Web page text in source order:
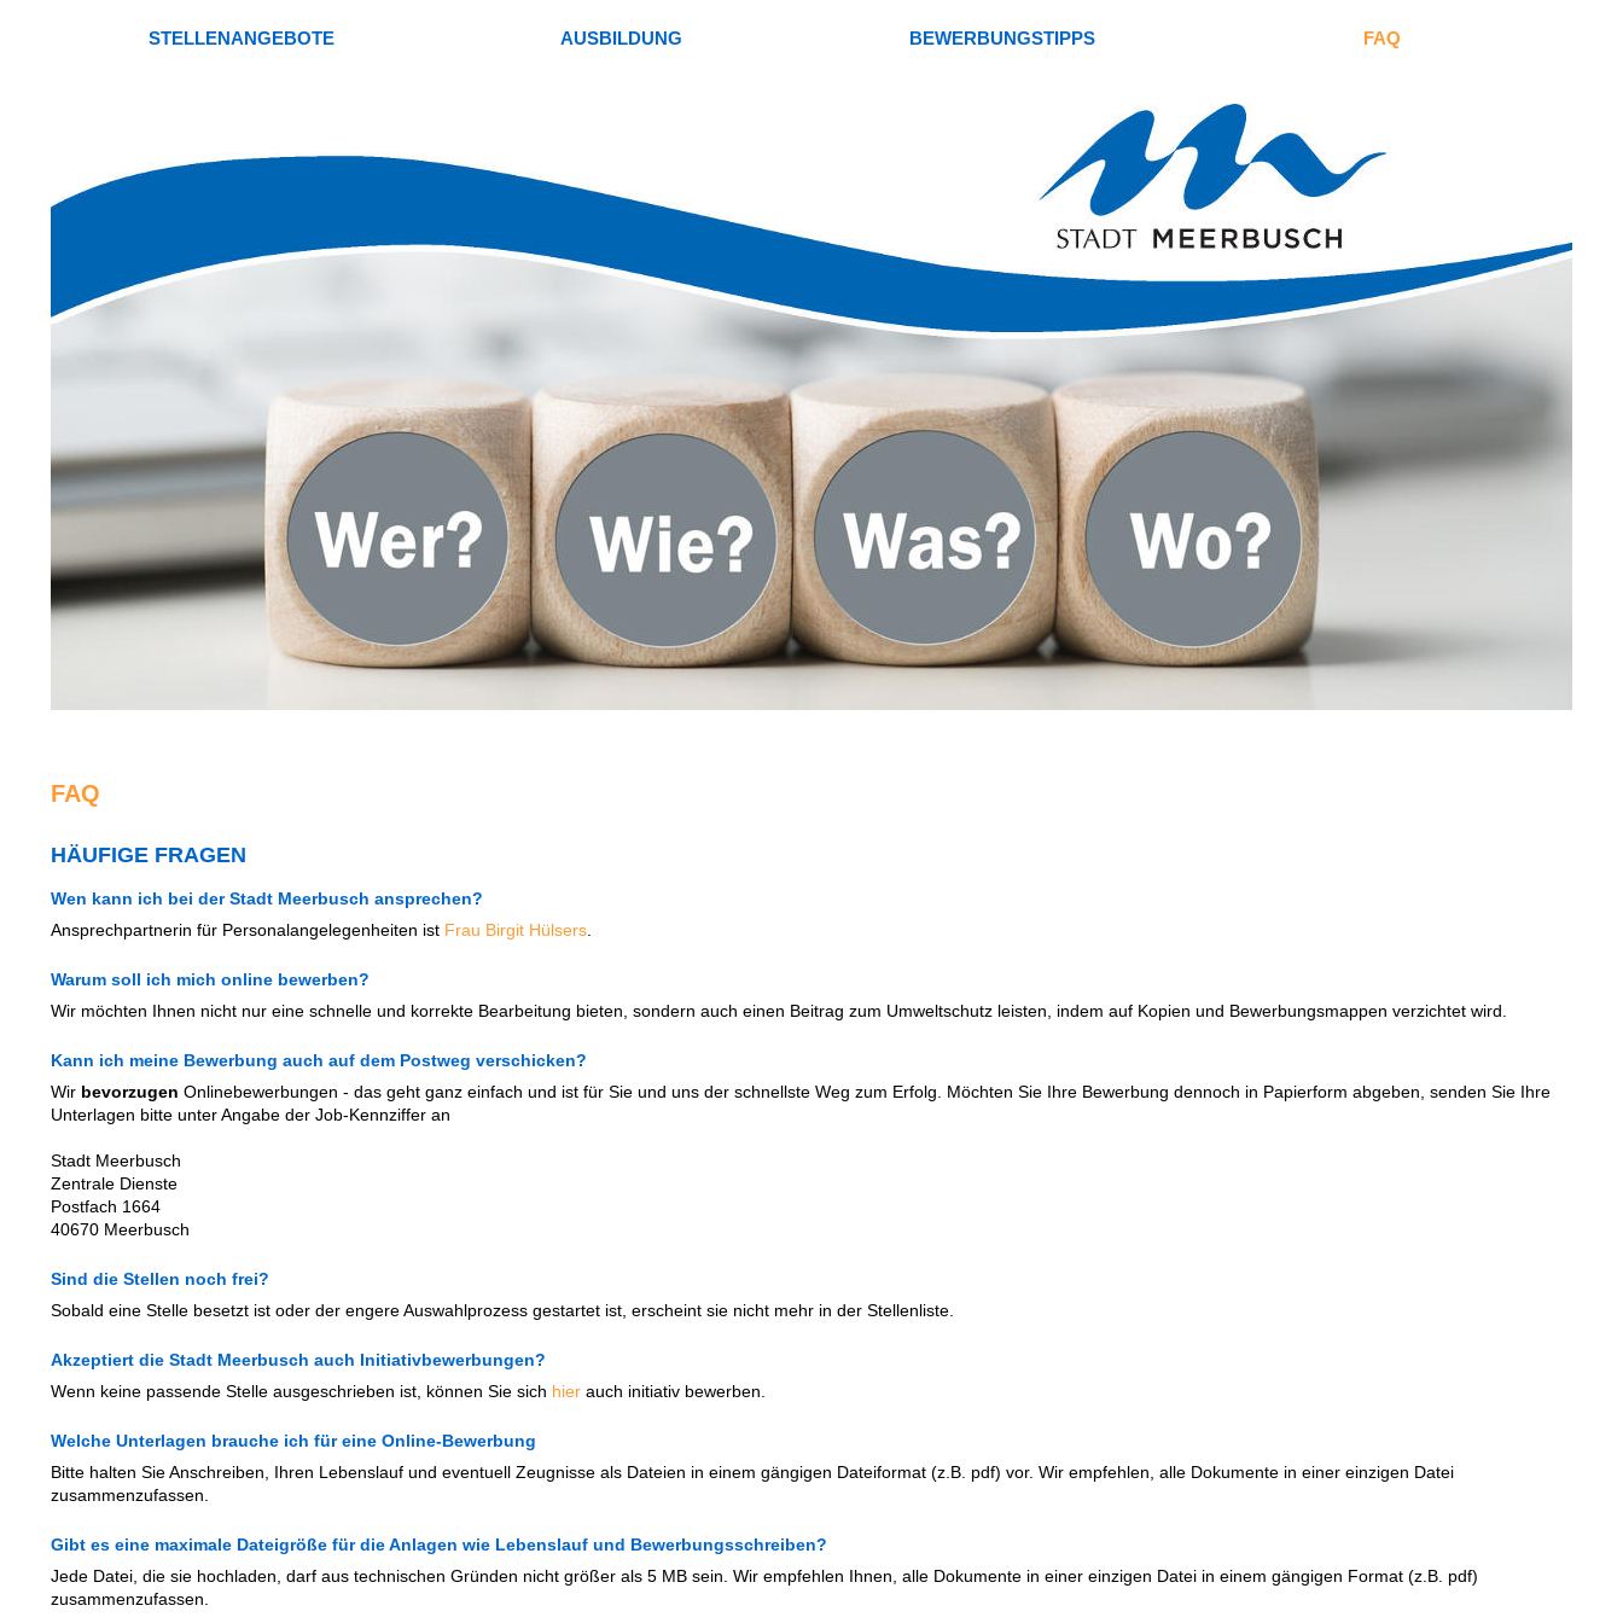
STELLENANGEBOTE AUSBILDUNG BEWERBUNGSTIPPS FAQ
FAQ
HÄUFIGE FRAGEN
Wen kann ich bei der Stadt Meerbusch ansprechen?
Ansprechpartnerin für Personalangelegenheiten ist Frau Birgit Hülsers
Warum soll ich mich online bewerben?
Wir möchten Ihnen nicht nur eine schnelle und korrekte Bearbeitung bieten, sondern auch einen Beitrag zum Umweltschutz leisten, indem auf Kopien und Bewerbungsmappen verzichtet wird.
Kann ich meine Bewerbung auch auf dem Postweg verschicken?
Wir bevorzugen Onlinebewerbungen - das geht ganz einfach und ist für Sie und uns der schnellste Weg zum Erfolg. Möchten Sie Ihre Bewerbung dennoch in Papierform abgeben, senden Sie Ihre
Unterlagen bitte unter Angabe der Job-Kennziffer an
Stadt Meerbusch
Zentrale Dienste
Postfach 1664
40670 Meerbusch
Sind die Stellen noch frei?
Sobald eine Stelle besetzt ist oder der engere Auswahlprozess gestartet ist, erscheint sie nicht mehr in der Stellenliste.
Akzeptiert die Stadt Meerbusch auch Initiativbewerbungen?
Wenn keine passende Stelle ausgeschrieben ist, können Sie sich hier auch initiativ bewerben.
Welche Unterlagen brauche ich für eine Online-Bewerbung
Bitte halten Sie Anschreiben, Ihren Lebenslauf und eventuell Zeugnisse als Dateien in einem gängigen Dateiformat (z.B. pdf) vor. Wir empfehlen, alle Dokumente in einer einzigen Datei
zusammenzufassen.
Gibt es eine maximale Dateigröße für die Anlagen wie Lebenslauf und Bewerbungsschreiben?
Jede Datei, die sie hochladen, darf aus technischen Gründen nicht größer als 5 MB sein. Wir empfehlen Ihnen, alle Dokumente in einer einzigen Datei in einem gängigen Format (z.B. pdf)
zusammenzufassen.